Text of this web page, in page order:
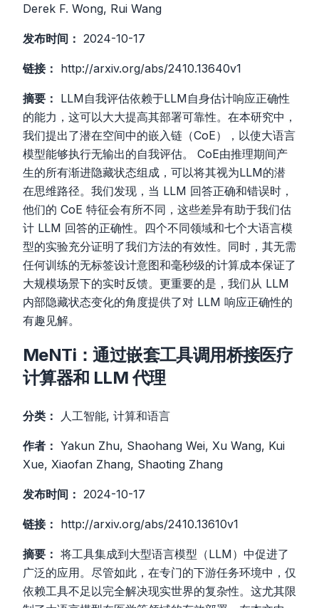
Derek F. Wong, Rui Wang
发布时间： 2024-10-17
链接： http://arxiv.org/abs/2410.13640v1
摘要： LLM自我评估依赖于LLM自身估计响应正确性
的能力，这可以大大提高其部署可靠性。在本研究中，
我们提出了潜在空间中的嵌入链（CoE），以使大语言
模型能够执行无输出的自我评估。 CoE由推理期间产
生的所有渐进隐藏状态组成，可以将其视为LLM的潜
在思维路径。我们发现，当 LLM 回答正确和错误时，
他们的 CoE 特征会有所不同，这些差异有助于我们估
计 LLM 回答的正确性。四个不同领域和七个大语言模
型的实验充分证明了我们方法的有效性。同时，其无需
任何训练的无标签设计意图和毫秒级的计算成本保证了
大规模场景下的实时反馈。更重要的是，我们从 LLM
内部隐藏状态变化的角度提供了对 LLM 响应正确性的
有趣见解。
MeNTi：通过嵌套工具调用桥接医疗
计算器和 LLM 代理
分类： 人工智能, 计算和语言
作者： Yakun Zhu, Shaohang Wei, Xu Wang, Kui
Xue, Xiaofan Zhang, Shaoting Zhang
发布时间： 2024-10-17
链接： http://arxiv.org/abs/2410.13610v1
摘要： 将工具集成到大型语言模型（LLM）中促进了
广泛的应用。尽管如此，在专门的下游任务环境中，仅
依赖工具不足以完全解决现实世界的复杂性。这尤其限